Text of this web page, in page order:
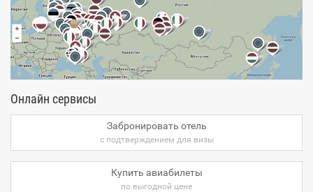
Онлайн сервисы
Забронировать отель
с подтверждением для визы
Купить авиабилеты
по выгодной цене